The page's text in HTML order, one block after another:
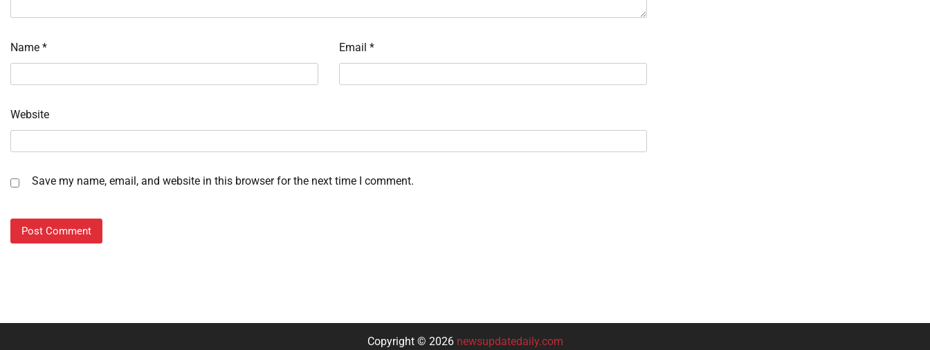
Name * Email *
Website
Save my name, email, and website in this browser for the next time I comment.
Copyright © 2026 newsupdatedaily.com